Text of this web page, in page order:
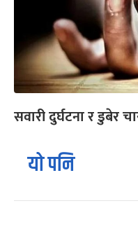
सवारी दुर्घटना र डुबेर
यो पनि